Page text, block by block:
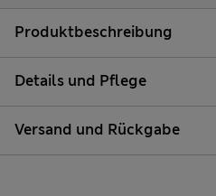
Produktbeschreibung
Details und Pflege
Versand und Rückgabe